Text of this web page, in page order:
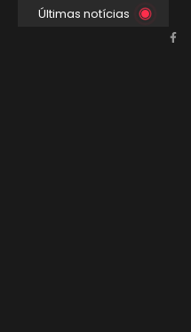
Últimas notícias
Ancelotti Avalia Elenco Final para Convocação da Copa